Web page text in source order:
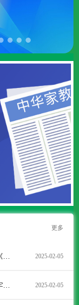
更多
《求是》杂志发表习近平总书记重要文章《注重家庭，注重家教，注重家风》 2025-02-05
黄晓薇在《求是》杂志发表署名文章《筑牢中国式现代化家庭根基》 2025-02-05